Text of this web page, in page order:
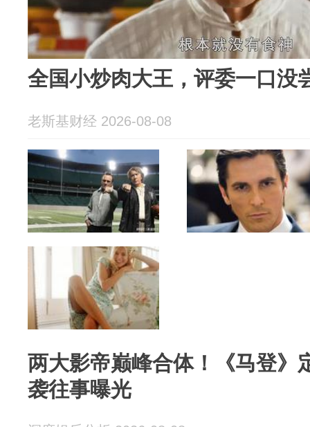
全国小炒肉大王，评委一口没
老斯基财经 2026-08-08
两大影帝巅峰合体！《马登》
袭往事曝光